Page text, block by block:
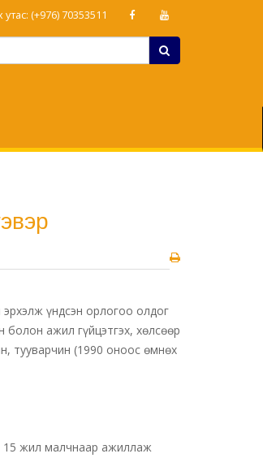
(+976) 70353511
үндсэн орлогоо олдог
болон ажил гүйцэтгэх, хөлсөөр
тууварчин (1990 оноос өмнөх
15 жил малчнаар ажиллаж